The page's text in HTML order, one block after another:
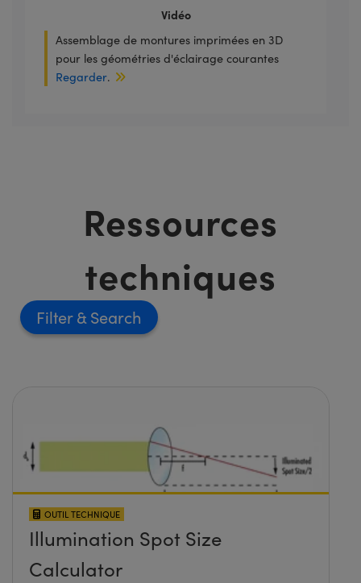
Vidéo
Assemblage de montures imprimées en 3D
pour les géométries d'éclairage courantes
Regarder.
Ressources
techniques
Filter
OUTIL TECHNIQUE
Illumination Spot Size
Calculator